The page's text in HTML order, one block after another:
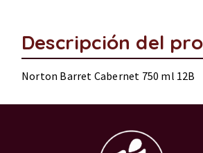
Descripción del
Norton Barret Cabernet 750 ml 12B